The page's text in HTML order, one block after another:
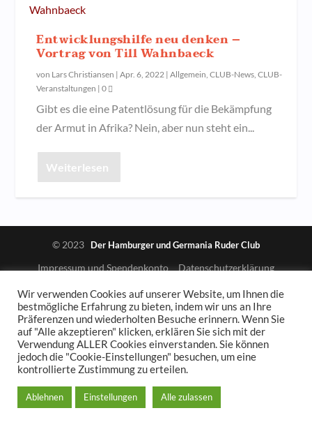
Entwicklungshilfe neu denken –
Vortrag von Till Wahnbaeck
von Lars Christiansen |Apr. 6, 2022 |Allgemein,CLUB-News,CLUB-
Veranstaltungen |0
Gibt es die eine Patentlösung für die Bekämpfung
der Armut in Afrika? Nein, aber nun steht ein...
Weiterlesen
© 2023 Der Hamburger und Germania Ruder Club
Impressum und Spendenkonto Datenschutzerklärung
Wir verwenden Cookies auf unserer Website, um Ihnen die
bestmögliche Erfahrung zu bieten, indem wir uns an Ihre
Präferenzen und wiederholten Besuche erinnern. Wenn Sie
auf "Alle akzeptieren" klicken, erklären Sie sich mit der
Verwendung ALLER Cookies einverstanden. Sie können
jedoch die "Cookie-Einstellungen" besuchen, um eine
kontrollierte Zustimmung zu erteilen.
Ablehnen Einstellungen Alle zulassen